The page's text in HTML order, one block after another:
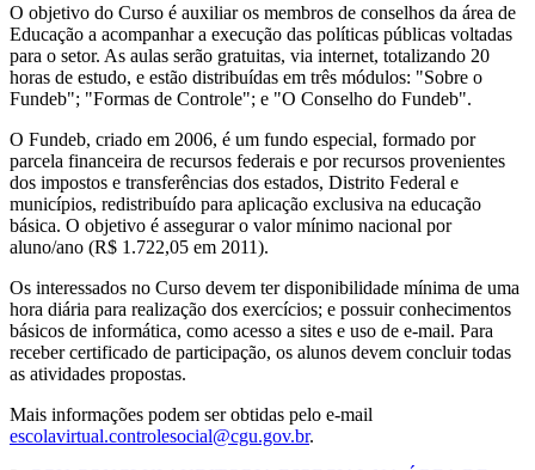
O objetivo do Curso é auxiliar os membros de conselhos da área de
Educação a acompanhar a execução das políticas públicas voltadas
para o setor. As aulas serão gratuitas, via internet, totalizando 20
horas de estudo, e estão distribuídas em três módulos: "Sobre o
Fundeb"; "Formas de Controle"; e "O Conselho do Fundeb".
O Fundeb, criado em 2006, é um fundo especial, formado por
parcela financeira de recursos federais e por recursos provenientes
dos impostos e transferências dos estados, Distrito Federal e
municípios, redistribuído para aplicação exclusiva na educação
básica. O objetivo é assegurar o valor mínimo nacional por
aluno/ano (R$ 1.722,05 em 2011).
Os interessados no Curso devem ter disponibilidade mínima de uma
hora diária para realização dos exercícios; e possuir conhecimentos
básicos de informática, como acesso a sites e uso de e-mail. Para
receber certificado de participação, os alunos devem concluir todas
as atividades propostas.
Mais informações podem ser obtidas pelo e-mail
escolavirtual.controlesocial@cgu.gov.br.